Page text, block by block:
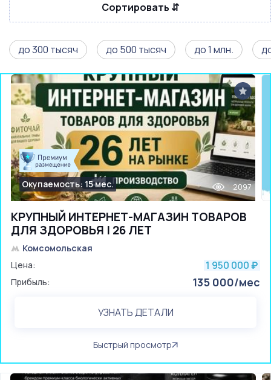
Окупаемость Возраст
Не выбрана
Сортировать ⇵
до 300 тысяч до 500 тысяч до 1 млн.
КРУПНЫЙ ИНТЕРНЕТ-МАГАЗИН ТОВАРОВ
ДЛЯ ЗДОРОВЬЯ | 26 ЛЕТ
Окупаемость: 15 мес. 2097
Комсомольская
Цена:
1 950 000 ₽
Прибыль: 135 000/мес
УЗНАТЬ ДЕТАЛИ
Быстрый просмотр